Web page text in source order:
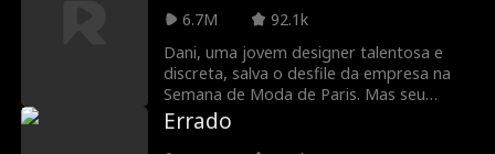
6.7M
92.1k
Dani, uma jovem designer talentosa e
discreta, salva o desfile da empresa na
Semana de Moda de Paris. Mas seu
mérito é roubado por Brynn, uma
Errado